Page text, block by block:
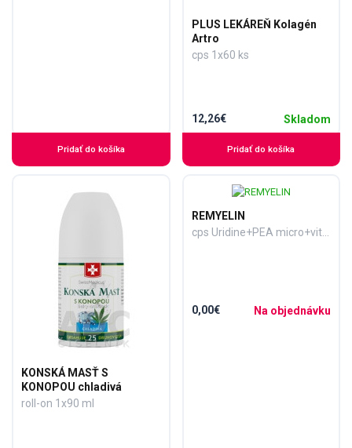
Pridať do košíka
PLUS LEKÁREŇ Kolagén
Artro
cps 1x60 ks
12,26€ Skladom
Pridať do košíka
KONSKÁ MASŤ S
KONOPOU chladivá
roll-on 1x90 ml
REMYELIN
cps Uridine+PEA micro+vitamíny B,C 1x30 ks
0,00€ Na objednávku